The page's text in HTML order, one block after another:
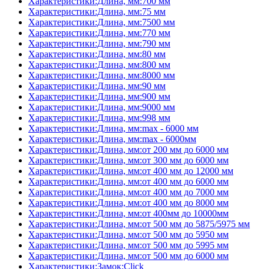
Характеристики:Длина, мм:75 мм
Характеристики:Длина, мм:7500 мм
Характеристики:Длина, мм:770 мм
Характеристики:Длина, мм:790 мм
Характеристики:Длина, мм:80 мм
Характеристики:Длина, мм:800 мм
Характеристики:Длина, мм:8000 мм
Характеристики:Длина, мм:90 мм
Характеристики:Длина, мм:900 мм
Характеристики:Длина, мм:9000 мм
Характеристики:Длина, мм:998 мм
Характеристики:Длина, мм:max - 6000 мм
Характеристики:Длина, мм:max - 6000мм
Характеристики:Длина, мм:от 200 мм до 6000 мм
Характеристики:Длина, мм:от 300 мм до 6000 мм
Характеристики:Длина, мм:от 400 мм до 12000 мм
Характеристики:Длина, мм:от 400 мм до 6000 мм
Характеристики:Длина, мм:от 400 мм до 7000 мм
Характеристики:Длина, мм:от 400 мм до 8000 мм
Характеристики:Длина, мм:от 400мм до 10000мм
Характеристики:Длина, мм:от 500 мм до 5875/5975 мм
Характеристики:Длина, мм:от 500 мм до 5950 мм
Характеристики:Длина, мм:от 500 мм до 5995 мм
Характеристики:Длина, мм:от 500 мм до 6000 мм
Характеристики:Замок:Click